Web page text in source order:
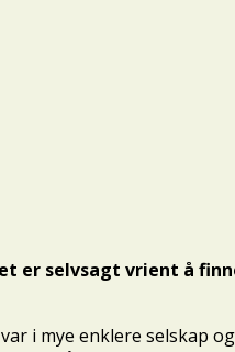
er selvsagt vrient å
i mye enklere selskap